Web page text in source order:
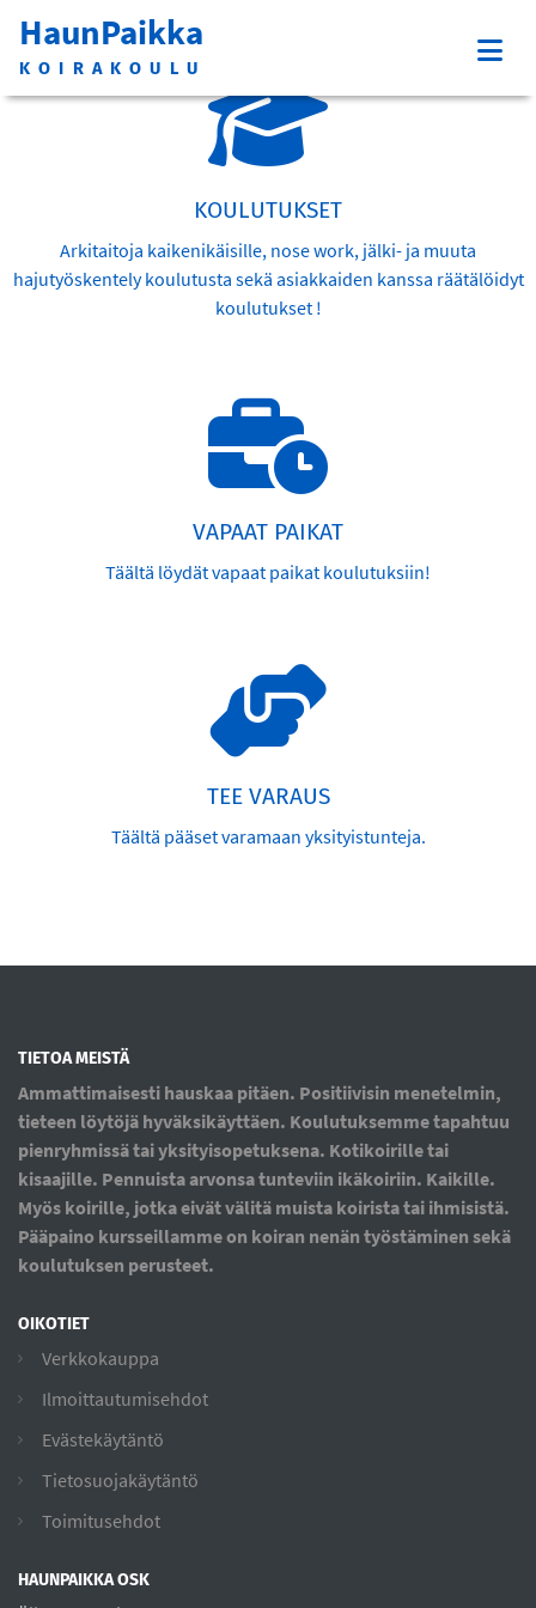
HaunPaikka
KOIRAKOULU
KOULUTUKSET
Arkitaitoja kaikenikäisille, nose work, jälki- ja muuta
hajutyöskentely koulutusta sekä asiakkaiden kanssa räätälöidyt
koulutukset !
VAPAAT PAIKAT
Täältä löydät vapaat paikat koulutuksiin!
TEE VARAUS
Täältä pääset varamaan yksityistunteja.
TIETOA MEISTÄ
Ammattimaisesti hauskaa pitäen. Positiivisin menetelmin,
tieteen löytöjä hyväksikäyttäen. Koulutuksemme tapahtuu
pienryhmissä tai yksityisopetuksena. Kotikoirille tai
kisaajille. Pennuista arvonsa tunteviin ikäkoiriin. Kaikille.
Myös koirille, jotka eivät välitä muista koirista tai ihmisistä.
Pääpaino kursseillamme on koiran nenän työstäminen sekä
koulutuksen perusteet.
OIKOTIET
Verkkokauppa
Ilmoittautumisehdot
Evästekäytäntö
Tietosuojakäytäntö
Toimitusehdot
HAUNPAIKKA OSK